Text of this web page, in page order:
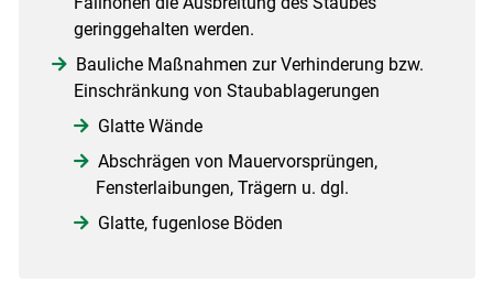
geringgehalten werden.
Bauliche Maßnahmen zur Verhinderung bzw.
Einschränkung von Staubablagerungen
Glatte Wände
Abschrägen von Mauervorsprüngen,
Fensterlaibungen, Trägern u. dgl.
Glatte, fugenlose Böden